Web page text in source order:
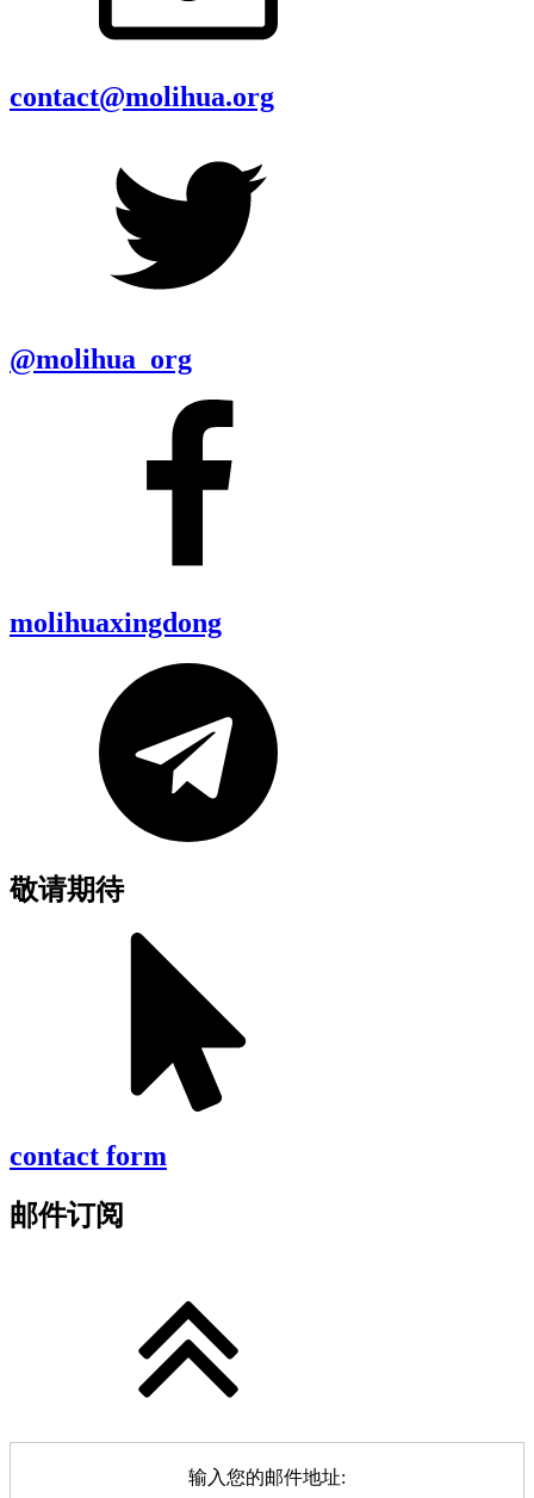
contact@molihua.org
@molihua_org
molihuaxingdong
敬请期待
contact form
邮件订阅
输入您的邮件地址: